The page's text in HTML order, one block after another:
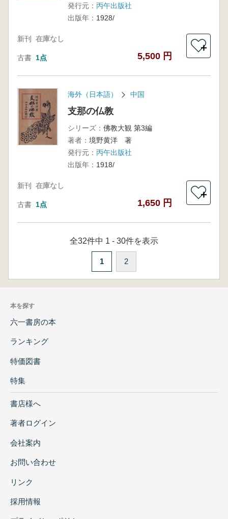
発行元： 丙午出版社
出版年： 1928/
新刊 在庫なし
古書 1点 5,500 円
＋
海外（日本語） 中国
支那の仏教
シリーズ： 佛教大観 第3編
著者： 境野黄洋 著
発行元： 丙午出版社
出版年： 1918/
新刊 在庫なし
古書 1点 1,650 円
＋
全32件中 1 - 30件を表示
1 2
本を探す
六一書房の本
ランキング
特価図書
特集
書店様へ
著者ログイン
会社案内
お問い合わせ
リンク
採用情報